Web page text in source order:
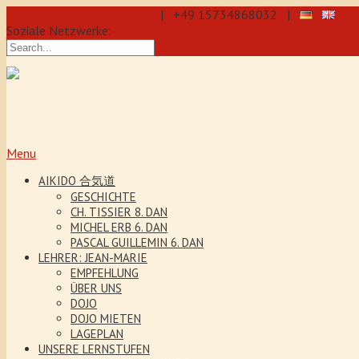
| +49 15734868032 |
Soziale Netzwerke:
Menu
AIKIDO 合気道
GESCHICHTE
CH. TISSIER 8. DAN
MICHEL ERB 6. DAN
PASCAL GUILLEMIN 6. DAN
LEHRER: JEAN-MARIE
EMPFEHLUNG
ÜBER UNS
DOJO
DOJO MIETEN
LAGEPLAN
UNSERE LERNSTUFEN